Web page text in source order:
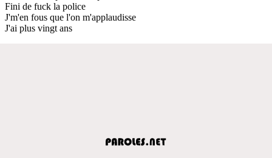
Fini de fuck la police
J'm'en fous que l'on m'applaudisse
J'ai plus vingt ans